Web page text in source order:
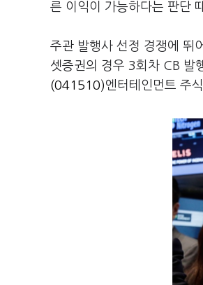
른 이익이 가능하다는 판단
주관 발행사 선정 경쟁에 뛰
셋증권의 경우 3회차 CB 발
(041510)엔터테인먼트 주